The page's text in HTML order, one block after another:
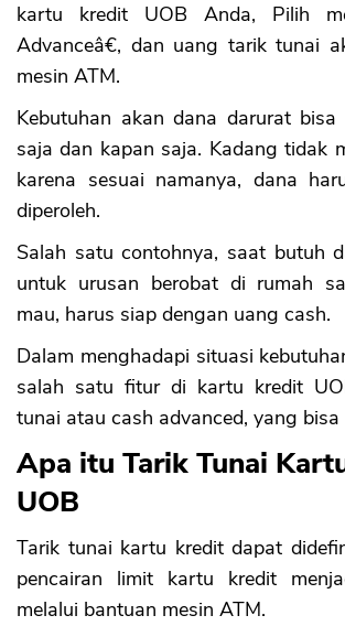
kartu kredit UOB Anda, Pilih
Advanceâ€, dan uang tarik tunai
mesin ATM.
Kebutuhan akan dana darurat bisa
saja dan kapan saja. Kadang tidak
karena sesuai namanya, dana
diperoleh.
Salah satu contohnya, saat butuh
untuk urusan berobat di rumah
mau, harus siap dengan uang cash.
Dalam menghadapi situasi
salah satu fitur di kartu kredit
tunai atau cash advanced, yang bisa
Apa itu Tarik Tunai
UOB
Tarik tunai kartu kredit dapat
pencairan limit kartu kredit
melalui bantuan mesin ATM.